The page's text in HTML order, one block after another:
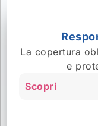
garanzia che ti
La copertura
e
Scopri